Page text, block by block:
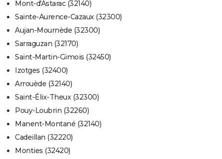
Mont-d'Astarac (32140)
Sainte-Aurence-Cazaux (32300)
Aujan-Mournède (32300)
Sarraguzan (32170)
Saint-Martin-Gimois (32450)
Izotges (32400)
Arrouède (32140)
Saint-Élix-Theux (32300)
Pouy-Loubrin (32260)
Manent-Montané (32140)
Cadeillan (32220)
Monties (32420)